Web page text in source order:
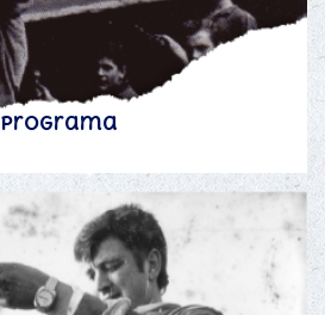
Programa